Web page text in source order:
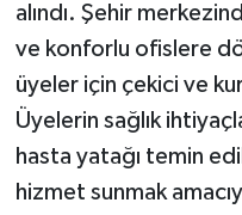
alındı. Şehir
ve konforlu ofislere
üyeler için çekici ve
Üyelerin sağlık
hasta yatağı temin
hizmet sunmak